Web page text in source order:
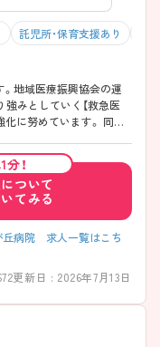
託児所・保育支援あり
地域医療振興協会の運
みとしていく【救急医
化に努めています。 同分
いう方にもお勧めです。
も困りません。近くに大
を進むと病院がありま
例など、さらに詳細をお
！
ついて
てみる
病院 求人一覧はこち
更新日 : 2026年7月13日